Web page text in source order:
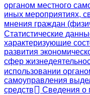
органом местного
иных мероприятиях,
мнения граждан
Статистические
характеризующие
развития
сфер
использовании
самоуправления
средств
Сведения о